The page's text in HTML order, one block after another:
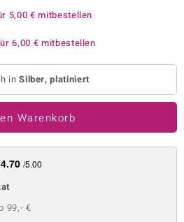
5,00 € mitbestellen
6,00 € mitbestellen
inSilber, platiniert
Warenkorb
4.70 /5.00
99,- €